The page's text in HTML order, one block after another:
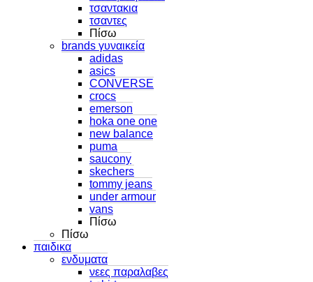
τσαντακια
τσαντες
Πίσω
brands γυναικεία
adidas
asics
CONVERSE
crocs
emerson
hoka one one
new balance
puma
saucony
skechers
tommy jeans
under armour
vans
Πίσω
Πίσω
παιδικα
ενδυματα
νεες παραλαβες